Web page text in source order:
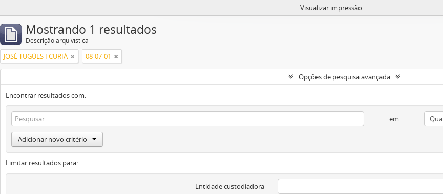
Visualizar impressão
Mostrando 1 resultados
Descrição arquivística
JOSÉ TUGÚES I CURIÁ 08-07-01
Opções de pesquisa avançada
Encontrar resultados com:
em
Adicionar novo critério
Limitar resultados para:
Entidade custodiadora